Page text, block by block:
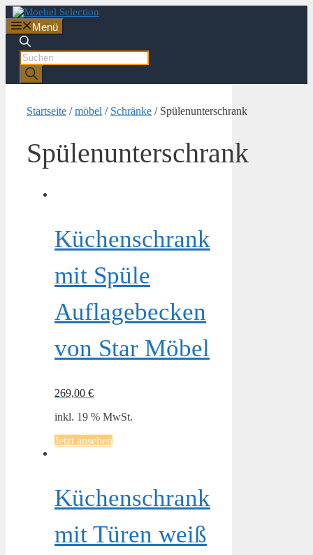
Zum
Inhalt
springen
Menü
Products
search
Startseite /möbel / Schränke / Spülenunterschrank
Spülenunterschrank
Küchenschrank
mit Spüle
Auflagebecken
von Star Möbel
269,00 €
inkl. 19 % MwSt.
Jetzt ansehen
Küchenschrank
mit Türen weiß